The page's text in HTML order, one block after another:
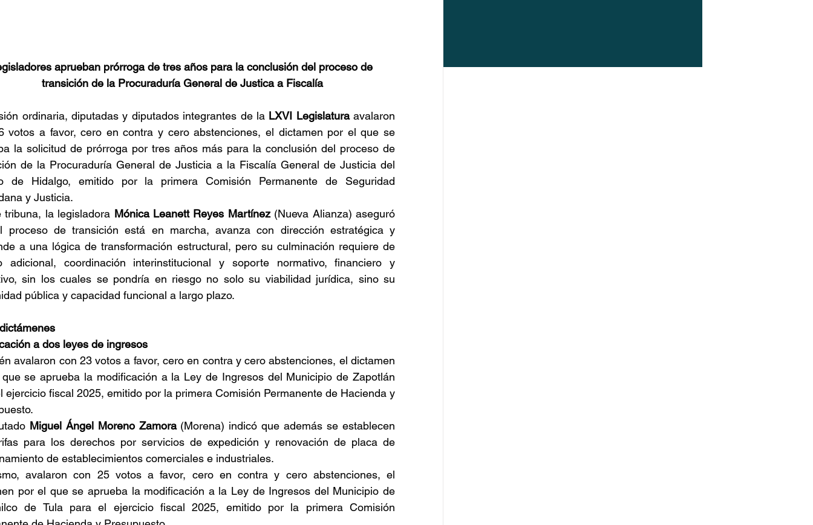
aprueban prórroga de tres años para la conclusión del proceso de
transición de la Procuraduría General de Justica a Fiscalía
ordinaria, diputadas y diputados integrantes de la LXVI Legislatura avalaron
votos a favor, cero en contra y cero abstenciones, el dictamen por el que se
la solicitud de prórroga por tres años más para la conclusión del proceso de
de la Procuraduría General de Justicia a la Fiscalía General de Justicia del
de Hidalgo, emitido por la primera Comisión Permanente de Seguridad
y Justicia.
tribuna, la legisladora Mónica Leanett Reyes Martínez (Nueva Alianza) aseguró
proceso de transición está en marcha, avanza con dirección estratégica y
a una lógica de transformación estructural, pero su culminación requiere de
adicional, coordinación interinstitucional y soporte normativo, financiero y
sin los cuales se pondría en riesgo no solo su viabilidad jurídica, sino su
pública y capacidad funcional a largo plazo.
a dos leyes de ingresos
avalaron con 23 votos a favor, cero en contra y cero abstenciones, el dictamen
se aprueba la modificación a la Ley de Ingresos del Municipio de Zapotlán
ejercicio fiscal 2025, emitido por la primera Comisión Permanente de Hacienda y
Miguel Ángel Moreno Zamora (Morena) indicó que además se establecen
para los derechos por servicios de expedición y renovación de placa de
de establecimientos comerciales e industriales.
avalaron con 25 votos a favor, cero en contra y cero abstenciones, el
por el que se aprueba la modificación a la Ley de Ingresos del Municipio de
de Tula para el ejercicio fiscal 2025, emitido por la primera Comisión